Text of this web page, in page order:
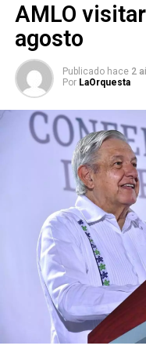
AMLO
agosto
Publicado hace 2
Por LaOrquesta